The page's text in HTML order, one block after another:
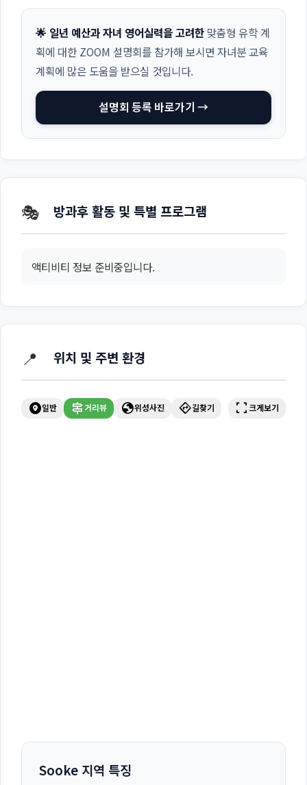
🌟 일년 예산과 자녀 영어실력을 고려한 맞춤형 유학 계
획에 대한 ZOOM 설명회를 참가해 보시면 자녀분 교육
계획에 많은 도움을 받으실 것입니다.
설명회 등록 바로가기 →
🎭 방과후 활동 및 특별 프로그램
액티비티 정보 준비중입니다.
📍 위치 및 주변 환경
explore_nearby일반 signpost 거리뷰 globe위성사진 directions길찾기 fullscreen 크게보기
Sooke 지역 특징